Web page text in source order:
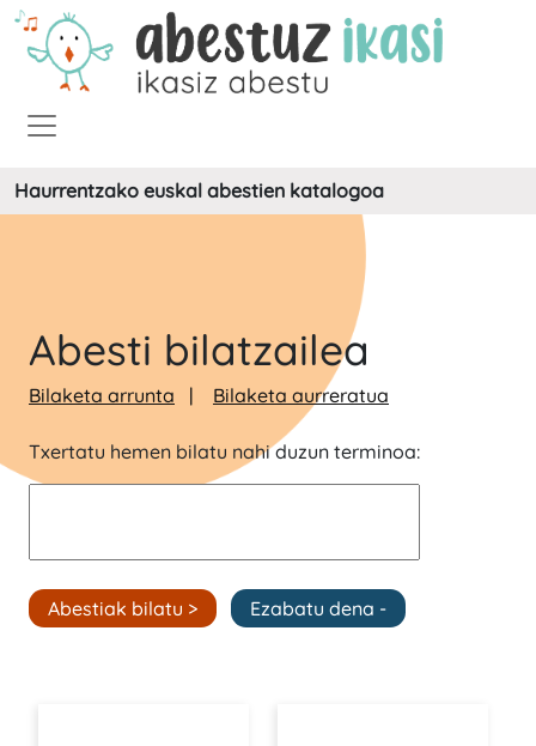
Haurrentzako euskal abestien katalogoa
Abesti bilatzailea
Bilaketa arrunta Bilaketa aurreratua
Txertatu hemen bilatu nahi duzun terminoa: